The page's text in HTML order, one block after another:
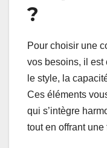
?
Pour choisir une
vos besoins, il est
le style, la
Ces éléments
qui s’intègre
tout en offrant